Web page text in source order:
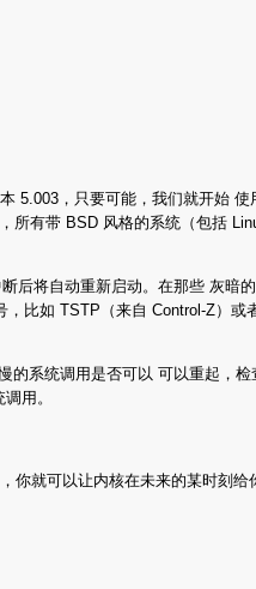
，只要可能，我们就开始 使
所有带 BSD 风格的系统（包括
后将自动重新启动。在那些 灰暗
比如 TSTP（来自 Control-Z）或
系统调用是否可以 可以重起，
用。
就可以让内核在未来的某时刻给